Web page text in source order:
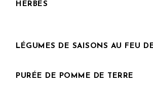
HERBES
LÉGUMES DE SAISONS AU FEU
PURÉE DE POMME DE TERRE